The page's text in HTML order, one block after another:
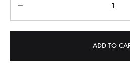
ADD TO